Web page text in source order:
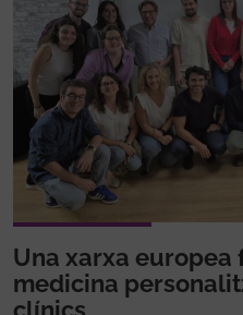
Una xarxa europea
medicina